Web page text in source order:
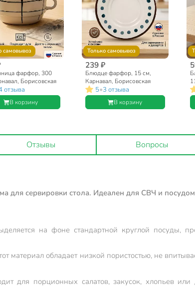
самовывоз
фарфор, 300
Борисовская
ФРФ88801316
отзыва
В корзину
Только самовывоз
239 ₽
Блюдце фарфор, 15 см,
Карнавал, Борисовская
керамика, ФРФ88801416
5•3 отзыва
В корзину
Отзывы Вопросы
для сервировки стола. Идеален для СВЧ и
на фоне стандартной круглой посуды,
материал обладает низкой пористостью, не
для порционных салатов, закусок, хлопьев